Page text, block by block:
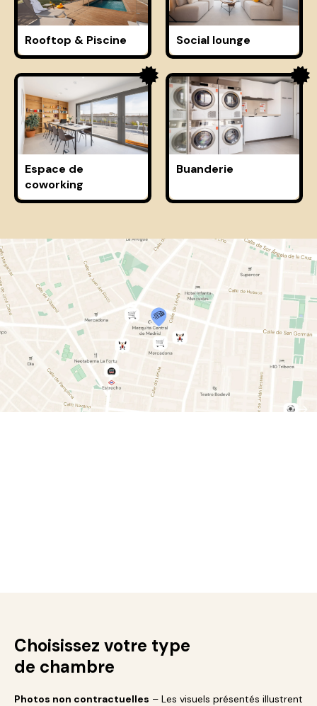
Rooftop & Piscine Social lounge
Espace de
coworking
Buanderie
Choisissez votre type
de chambre
Photos non contractuelles – Les visuels présentés illustrent